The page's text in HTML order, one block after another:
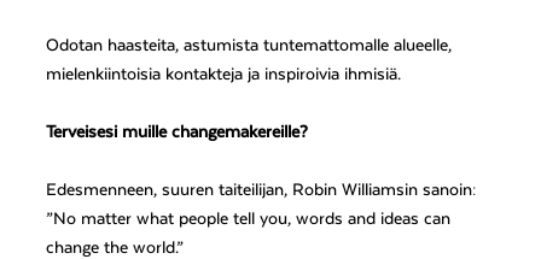
Odotan haasteita, astumista tuntemattomalle alueelle,
mielenkiintoisia kontakteja ja inspiroivia ihmisiä.
Terveisesi muille changemakereille?
Edesmenneen, suuren taiteilijan, Robin Williamsin sanoin:
”No matter what people tell you, words and ideas can
change the world.”